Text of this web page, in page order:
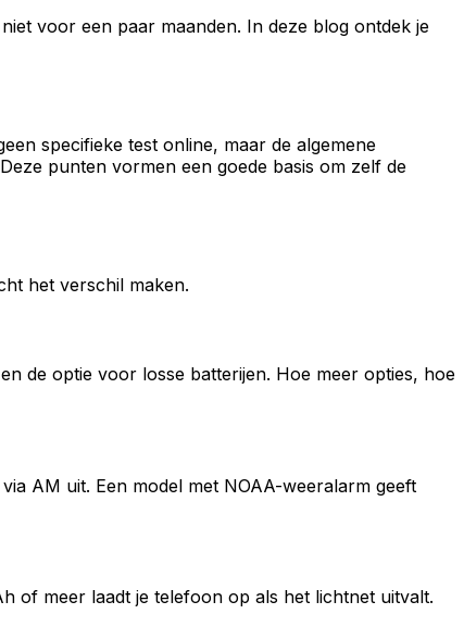
voor een paar maanden. In deze blog ontdek je
specifieke test online, maar de algemene
punten vormen een goede basis om zelf de
het verschil maken.
de optie voor losse batterijen. Hoe meer opties, hoe
AM uit. Een model met NOAA-weeralarm geeft
of meer laadt je telefoon op als het lichtnet uitvalt.